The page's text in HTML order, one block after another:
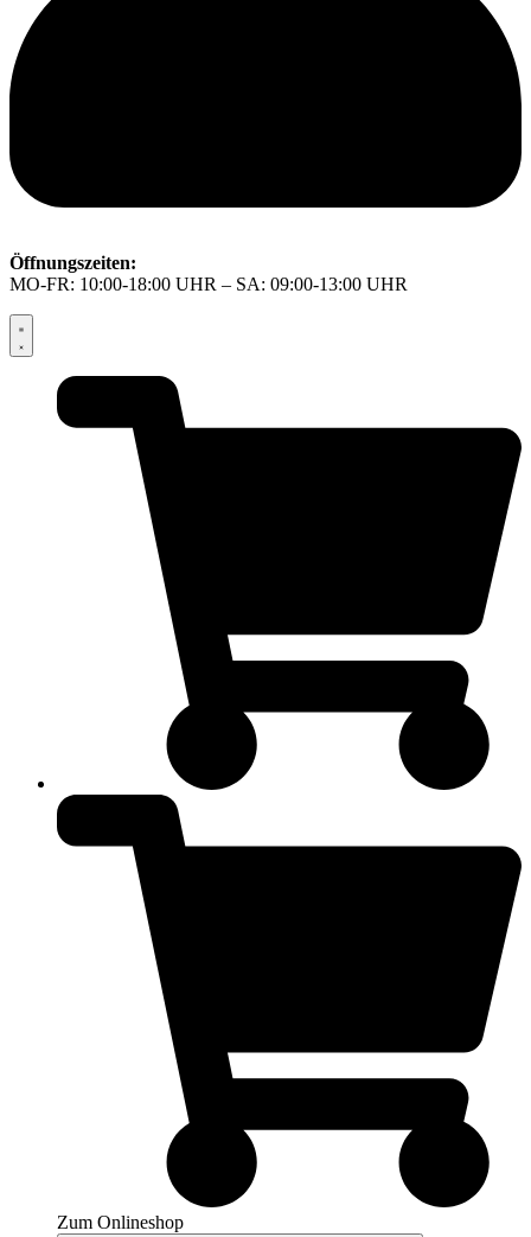
Öffnungszeiten:
MO-FR: 10:00-18:00 UHR – SA: 09:00-13:00 UHR
Zum Onlineshop